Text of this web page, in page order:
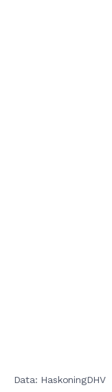
Data: HaskoningDHV